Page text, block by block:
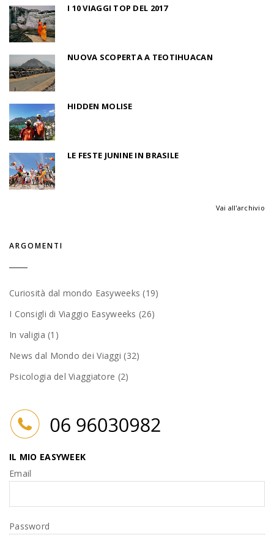
I 10 VIAGGI TOP DEL 2017
NUOVA SCOPERTA A TEOTIHUACAN
HIDDEN MOLISE
LE FESTE JUNINE IN BRASILE
Vai all'archivio
ARGOMENTI
Curiosità dal mondo Easyweeks (19)
I Consigli di Viaggio Easyweeks (26)
In valigia (1)
News dal Mondo dei Viaggi (32)
Psicologia del Viaggiatore (2)
IL MIO EASYWEEK
Email
Password